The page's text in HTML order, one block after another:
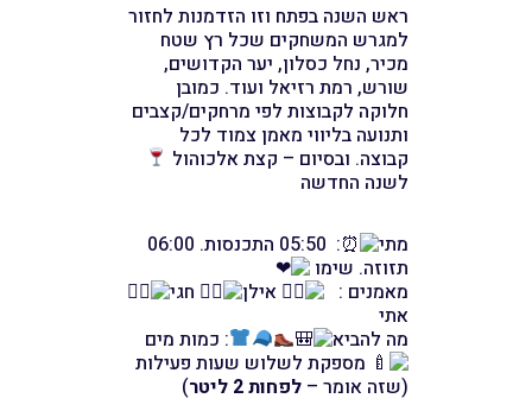
ראש השנה בפתח וזו הזדמנות לחזור
למגרש המשחקים שכל רץ שטח
מכיר, נחל כסלון, יער הקדושים,
שורש, רמת רזיאל ועוד. כמובן
חלוקה לקבוצות לפי מרחקים/קצבים
ותנועה בליווי מאמן צמוד לכל
קבוצה. ובסיום – קצת אלכוהול
לשנה החדשה
מתי
: 05:50 התכנסות. 06:00
תזוזה. שימו
מאמנים :
אילן
חגי
אתי
מה להביא
: כמות מים
מספקת לשלוש שעות פעילות
(שזה אומר – לפחות 2 ליטר )